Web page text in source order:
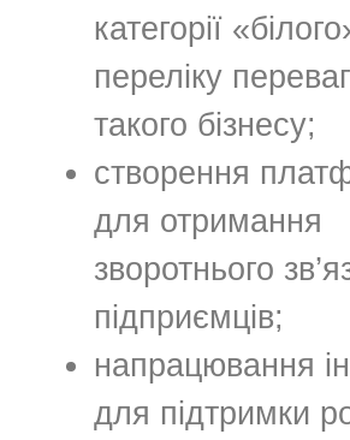
категорії
переліку
такого бізнесу;
створення
для отримання
зворотнього
підприємців;
напрацювання
для підтримки